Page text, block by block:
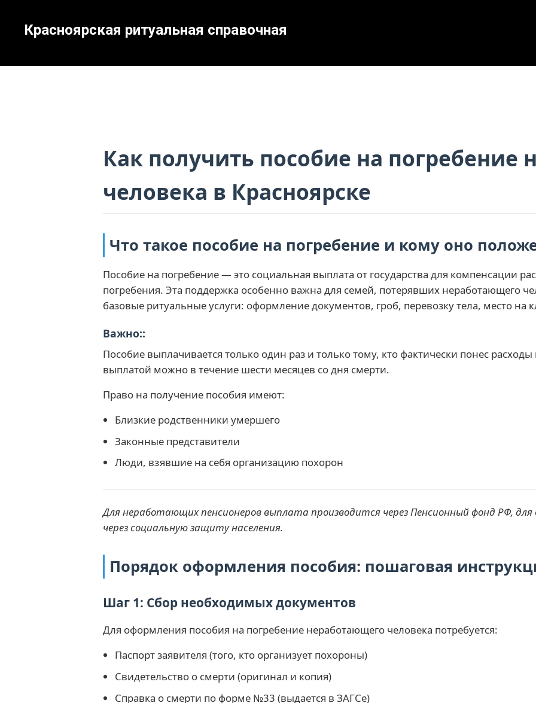
Красноярская ритуальная справочная
Как получить пособие на погребение
человека в Красноярске
Что такое пособие на погребение и кому оно
Пособие на погребение — это социальная выплата от государства для компенсации
погребения. Эта поддержка особенно важна для семей, потерявших неработающего
базовые ритуальные услуги: оформление документов, гроб, перевозку тела, место
Важно:
Пособие выплачивается только один раз и только тому, кто фактически понес
выплатой можно в течение шести месяцев со дня смерти.
Право на получение пособия имеют:
Близкие родственники умершего
Законные представители
Люди, взявшие на себя организацию похорон
Для неработающих пенсионеров выплата производится через Пенсионный фонд РФ,
через социальную защиту населения.
Порядок оформления пособия: пошаговая
Шаг 1: Сбор необходимых документов
Для оформления пособия на погребение неработающего человека потребуется:
Паспорт заявителя (того, кто организует похороны)
Свидетельство о смерти (оригинал и копия)
Справка о смерти по форме №33 (выдается в ЗАГСе)